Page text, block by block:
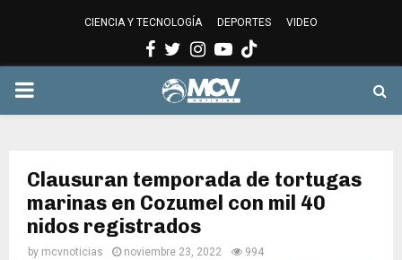
CIENCIA Y TECNOLOGÍA DEPORTES VIDEO
Facebook
Twitter
Instagram
Youtube
PRIMARY
Clausuran temporada de tortugas
marinas en Cozumel con mil 40
nidos registrados
by mcvnoticias noviembre 23, 2022 994